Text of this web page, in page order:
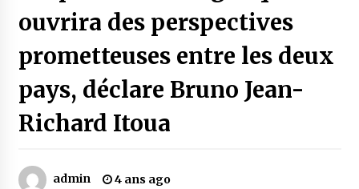
4 ans ago
montagnards
ouvrira des perspectives
prometteuses entre les deux
pays, déclare Bruno Jean-
Richard Itoua
admin 4 ans ago